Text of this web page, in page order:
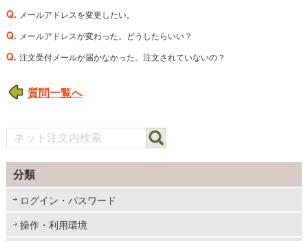
Q. メールアドレスを変更したい。
Q. メールアドレスが変わった。どうしたらいい？
Q. 注文受付メールが届かなかった。注文されていないの？
質問一覧へ
分類
ログイン・パスワード
操作・利用環境